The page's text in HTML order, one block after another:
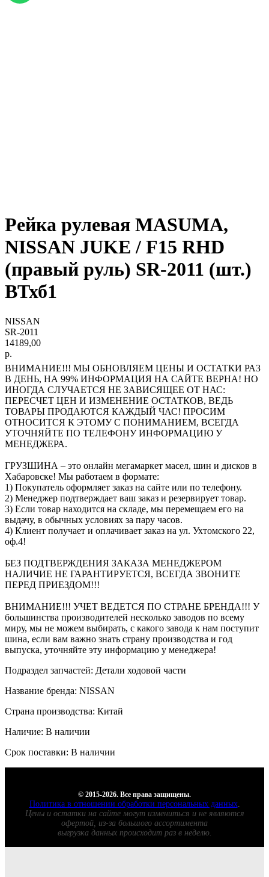
Рейка рулевая MASUMA,
NISSAN JUKE / F15 RHD
(правый руль) SR-2011 (шт.)
ВТхб1
NISSAN
SR-2011
14189,00
р.
ВНИМАНИЕ!!! МЫ ОБНОВЛЯЕМ ЦЕНЫ И ОСТАТКИ РАЗ
В ДЕНЬ, НА 99% ИНФОРМАЦИЯ НА САЙТЕ ВЕРНА! НО
ИНОГДА СЛУЧАЕТСЯ НЕ ЗАВИСЯЩЕЕ ОТ НАС:
ПЕРЕСЧЕТ ЦЕН И ИЗМЕНЕНИЕ ОСТАТКОВ, ВЕДЬ
ТОВАРЫ ПРОДАЮТСЯ КАЖДЫЙ ЧАС! ПРОСИМ
ОТНОСИТСЯ К ЭТОМУ С ПОНИМАНИЕМ, ВСЕГДА
УТОЧНЯЙТЕ ПО ТЕЛЕФОНУ ИНФОРМАЦИЮ У
МЕНЕДЖЕРА.
ГРУЗШИНА – это онлайн мегамаркет масел, шин и дисков в
Хабаровске! Мы работаем в формате:
1) Покупатель оформляет заказ на сайте или по телефону.
2) Менеджер подтверждает ваш заказ и резервирует товар.
3) Если товар находится на складе, мы перемещаем его на
выдачу, в обычных условиях за пару часов.
4) Клиент получает и оплачивает заказ на ул. Ухтомского 22,
оф.4!
БЕЗ ПОДТВЕРЖДЕНИЯ ЗАКАЗА МЕНЕДЖЕРОМ
НАЛИЧИЕ НЕ ГАРАНТИРУЕТСЯ, ВСЕГДА ЗВОНИТЕ
ПЕРЕД ПРИЕЗДОМ!!!
ВНИМАНИЕ!!! УЧЕТ ВЕДЕТСЯ ПО СТРАНЕ БРЕНДА!!! У
большинства производителей несколько заводов по всему
миру, мы не можем выбирать, с какого завода к нам поступит
шина, если вам важно знать страну производства и год
выпуска, уточняйте эту информацию у менеджера!
Подраздел запчастей: Детали ходовой части
Название бренда: NISSAN
Страна производства: Китай
Наличие: В наличии
Срок поставки: В наличии
© 2015-2026. Все права защищены.
Политика в отношении обработки персональных данных.
Цены и остатки на сайте могут измениться и не являются
офертой, из-за большого ассортимента
выгрузка данных происходит раз в неделю.